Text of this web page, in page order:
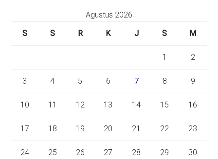
Agustus 2026
S
S R K J S M
1 2
3 4 5 6 7 8 9
10 11 12 13 14 15 16
17 18 19 20 21 22 23
24 25 26 27 28 29 30